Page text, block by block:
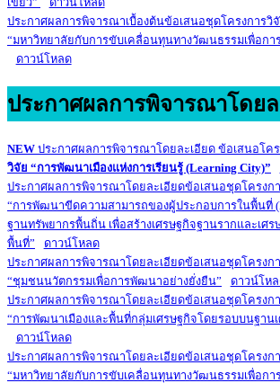
ประกาศผลการพิจารณาเบื้องต้นข้อเสนอชุดโครงการวิ
“มหาวิทยาลัยกับการขับเคลื่อนทุนทางวัฒนธรรมเพื่อกา
ดาวน์โหลด
ประกาศผลการพิจารณาโดยล
NEW ประกาศผลการพิจารณาโดยละเอียด ข้อเสนอโค
วิจัย “การพัฒนาเมืองแห่งการเรียนรู้ (Learning City)”
ประกาศผลการพิจารณาโดยละเอียดข้อเสนอชุดโครงก
“การพัฒนาขีดความสามารถของผู้ประกอบการในพื้นที่
ฐานทรัพยากรพื้นถิ่น เพื่อสร้างเศรษฐกิจฐานรากและเศ
พื้นที่”
ดาวน์โหลด
ประกาศผลการพิจารณาโดยละเอียดข้อเสนอชุดโครงก
“ชุมชนนวัตกรรมเพื่อการพัฒนาอย่างยั่งยืน”
ดาวน์โห
ประกาศผลการพิจารณาโดยละเอียดข้อเสนอชุดโครงก
“การพัฒนาเมืองและพื้นที่กลุ่มเศรษฐกิจโดยรอบบนฐานเ
ดาวน์โหลด
ประกาศผลการพิจารณาโดยละเอียดข้อเสนอชุดโครงก
“มหาวิทยาลัยกับการขับเคลื่อนทุนทางวัฒนธรรมเพื่อกา